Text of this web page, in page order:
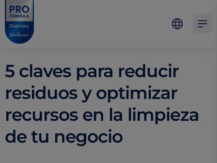
Skip to main content
Skip to navigation
Skip to footer
Pro Formula
5 claves para reducir
residuos y optimizar
recursos en la limpieza
de tu negocio